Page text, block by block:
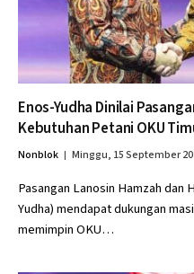
Enos-Yudha Dinilai
Kebutuhan Petani OKU
Nonblok Minggu, 15 September
Pasangan Lanosin Hamzah dan
Yudha) mendapat dukungan
memimpin OKU…